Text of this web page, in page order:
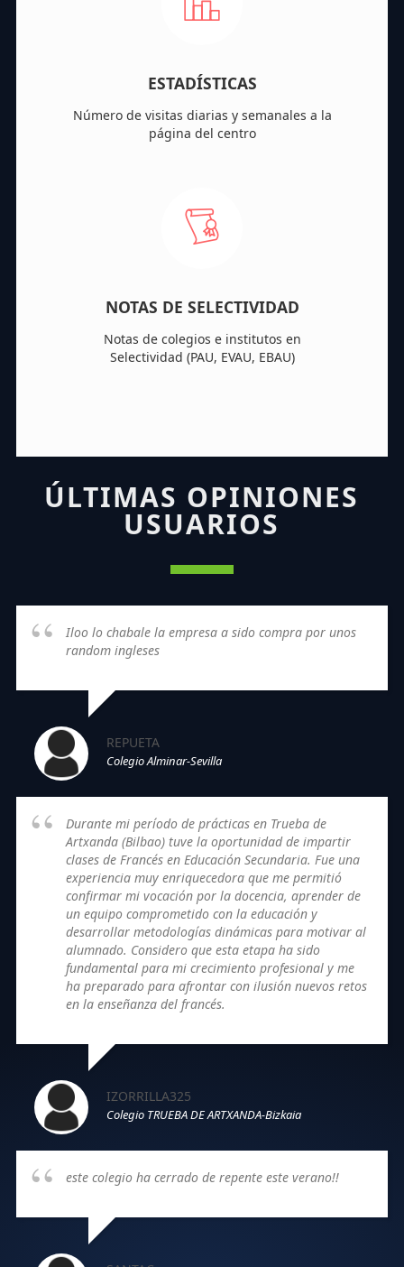
ESTADÍSTICAS
Número de visitas diarias y semanales a la
página del centro
NOTAS DE SELECTIVIDAD
Notas de colegios e institutos en
Selectividad (PAU, EVAU, EBAU)
ÚLTIMAS OPINIONES
USUARIOS
Iloo lo chabale la empresa a sido compra por unos
random ingleses
REPUETA
Colegio Alminar-Sevilla
Durante mi período de prácticas en Trueba de
Artxanda (Bilbao) tuve la oportunidad de impartir
clases de Francés en Educación Secundaria. Fue una
experiencia muy enriquecedora que me permitió
confirmar mi vocación por la docencia, aprender de
un equipo comprometido con la educación y
desarrollar metodologías dinámicas para motivar al
alumnado. Considero que esta etapa ha sido
fundamental para mi crecimiento profesional y me
ha preparado para afrontar con ilusión nuevos retos
en la enseñanza del francés.
IZORRILLA325
Colegio TRUEBA DE ARTXANDA-Bizkaia
este colegio ha cerrado de repente este verano!!